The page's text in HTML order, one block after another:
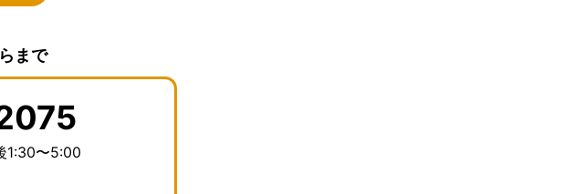
まで
1:30〜5:00